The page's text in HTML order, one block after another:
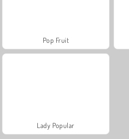
Pop Fruit
Lady Popular